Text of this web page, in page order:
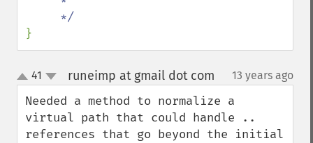
}
up
down
41 runeimp at gmail dot com 13 years ago
Needed a method to normalize a
virtual path that could handle ..
references that go beyond the initial